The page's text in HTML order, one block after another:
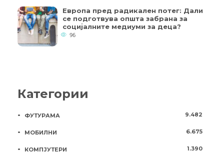
Европа пред радикален потег: Дали
се подготвува општа забрана за
социјалните медиуми за деца?
96
Категории
ФУТУРАМА 9.482
МОБИЛНИ 6.675
КОМПЈУТЕРИ 1.390